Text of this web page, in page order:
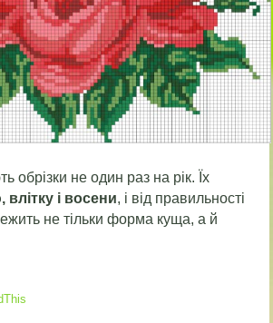
обрізки не один раз на рік. Їх
і восени, і від правильності
не тільки форма куща, а й